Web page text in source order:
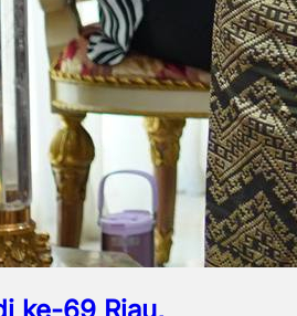
ke-69 Riau,